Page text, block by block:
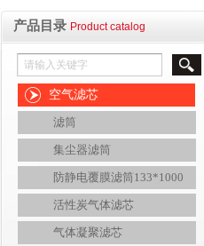
产品目录 Product catalog
空气滤芯
滤筒
集尘器滤筒
防静电覆膜滤筒133*1000
活性炭气体滤芯
气体凝聚滤芯